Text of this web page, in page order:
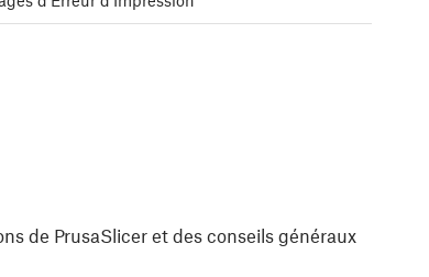
de PrusaSlicer et des conseils généraux